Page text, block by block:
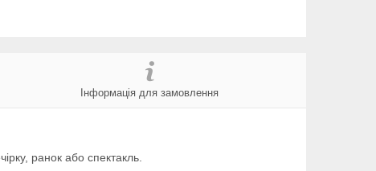
Інформація для замовлення
ранок або спектакль.